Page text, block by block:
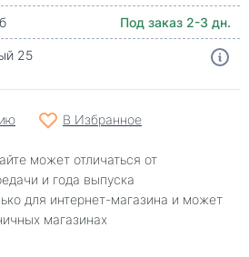
Под заказ 2-3 дн.
25
В Избранное
может отличаться от
и года выпуска
для интернет-магазина и может
магазинах